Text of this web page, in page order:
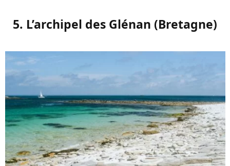
5. L’archipel des Glénan (Bretagne)